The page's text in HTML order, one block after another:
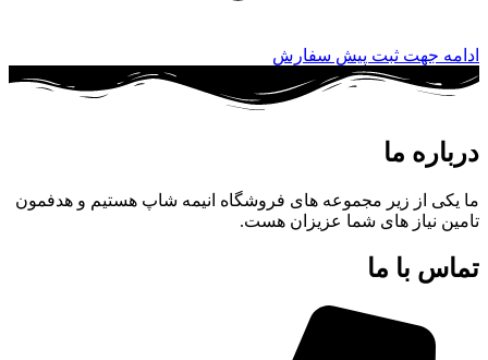
ادامه جهت ثبت پیش سفارش
درباره ما
ما یکی از زیر مجموعه های فروشگاه انیمه شاپ هستیم و هدفمون
تامین نیاز های شما عزیزان هست.
تماس با ما